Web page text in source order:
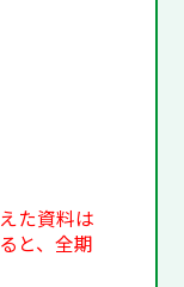
た資料は
と、全期